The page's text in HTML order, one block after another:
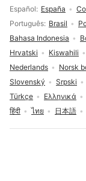
Español
España
Português Brasil
Bahasa Indonesia
Hrvatski
Kiswahili
Nederlands
Norsk
Slovenský
Srpski
Türkçe
Ελληνικά
हिंदी
ไทย 日本語